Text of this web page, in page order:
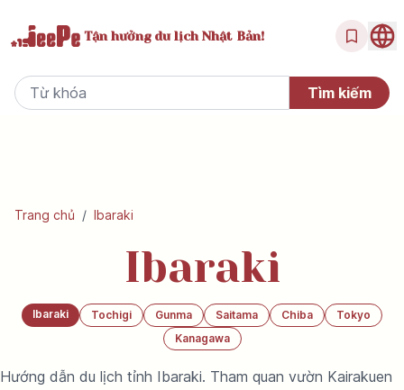
Tận hưởngdu lịch Nhật Bản!
Trang chủ / Ibaraki
Ibaraki
Ibaraki Tochigi Gunma Saitama Chiba
Tokyo
Kanagawa
Hướng dẫn du lịch tỉnh Ibaraki. Tham quan vườn Kairakuen